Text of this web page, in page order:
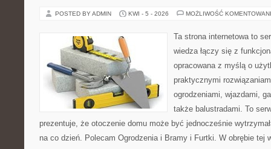
POSTED BY ADMIN KWI - 5 - 2026 MOŻLIWOŚĆ
Ta strona internetowa to
wiedza łączy się z
opracowana z myślą o
praktycznymi
ogrodzeniami, wjazdami,
także balustradami. To
prezentuje, że otoczenie domu może być jednocześnie
na co dzień. Polecam Ogrodzenia i Bramy i Furtki. W obrębie tej